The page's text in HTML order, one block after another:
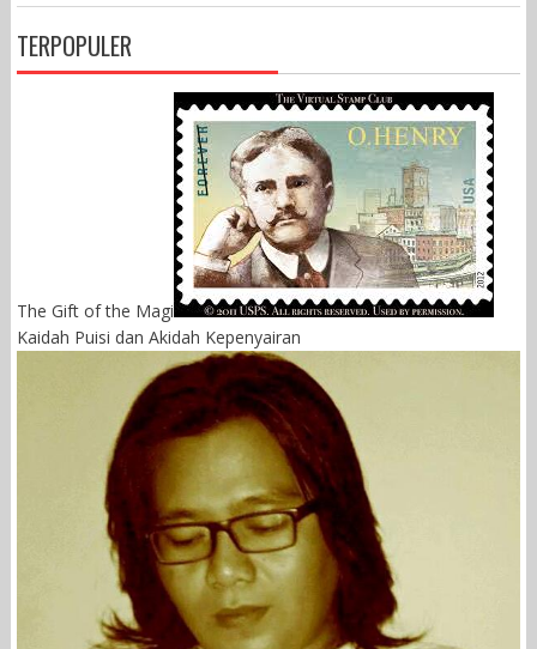
TERPOPULER
The Gift of the Magi
Kaidah Puisi dan Akidah Kepenyairan